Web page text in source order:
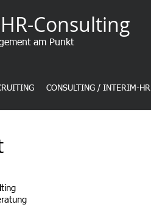
Consulting
am Punkt
CONSULTING / INTERIM-HR